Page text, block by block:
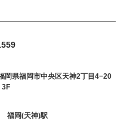
岡県福岡市中央区天神2丁目4−20
3F
福岡(天神)駅